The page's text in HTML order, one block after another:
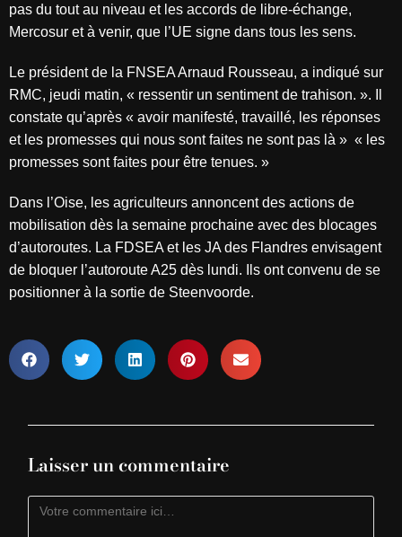
pas du tout au niveau et les accords de libre-échange,
Mercosur et à venir, que l’UE signe dans tous les sens.
Le président de la FNSEA Arnaud Rousseau, a indiqué sur
RMC, jeudi matin, « ressentir un sentiment de trahison. ». Il
constate qu’après « avoir manifesté, travaillé, les réponses
et les promesses qui nous sont faites ne sont pas là » « les
promesses sont faites pour être tenues. »
Dans l’Oise, les agriculteurs annoncent des actions de
mobilisation dès la semaine prochaine avec des blocages
d’autoroutes. La FDSEA et les JA des Flandres envisagent
de bloquer l’autoroute A25 dès lundi. Ils ont convenu de se
positionner à la sortie de Steenvoorde.
Laisser un commentaire